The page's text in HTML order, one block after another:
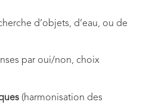
d’objets, d’eau, ou de
par oui/non, choix
(harmonisation des